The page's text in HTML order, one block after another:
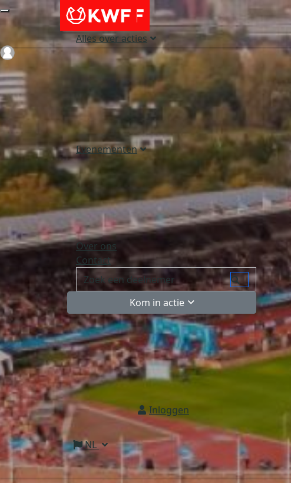
Alles over acties
Evenementen
Over ons
Contact
Kom in actie
Inloggen
NL
Login